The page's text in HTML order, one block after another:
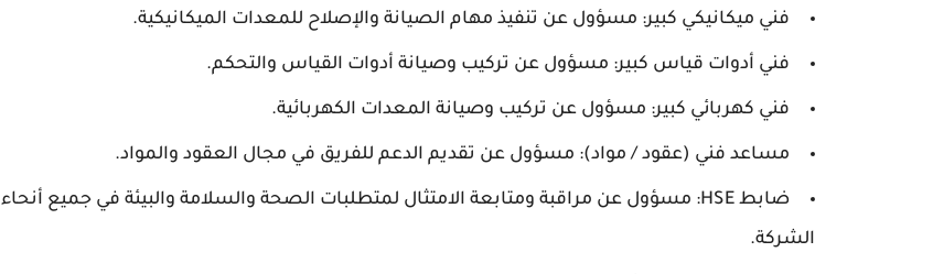
فني ميكانيكي كبير: مسؤول عن تنفيذ مهام الصيانة والإصلاح للمعدات الميكانيكية.
فني أدوات قياس كبير: مسؤول عن تركيب وصيانة أدوات القياس والتحكم.
فني كهربائي كبير: مسؤول عن تركيب وصيانة المعدات الكهربائية.
مساعد فني (عقود / مواد): مسؤول عن تقديم الدعم للفريق في مجال العقود والمواد.
ضابط HSE: مسؤول عن مراقبة ومتابعة الامتثال لمتطلبات الصحة والسلامة والبيئة في جميع أنحاء
الشركة.